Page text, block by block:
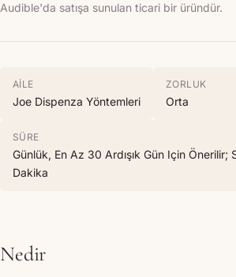
Audible'da satışa sunulan ticari bir üründür.
AILE
Joe Dispenza Yöntemleri
ZORLUK
Orta
SÜRE
Günlük, En Az 30 Ardışık Gün Için Önerilir;
Dakika
Nedir